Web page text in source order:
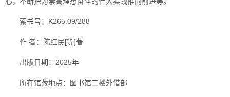
索书号：K265.09/288
作 者：陈红民[等]著
出版日期：2025年
所在馆藏地点：图书馆二楼外借部